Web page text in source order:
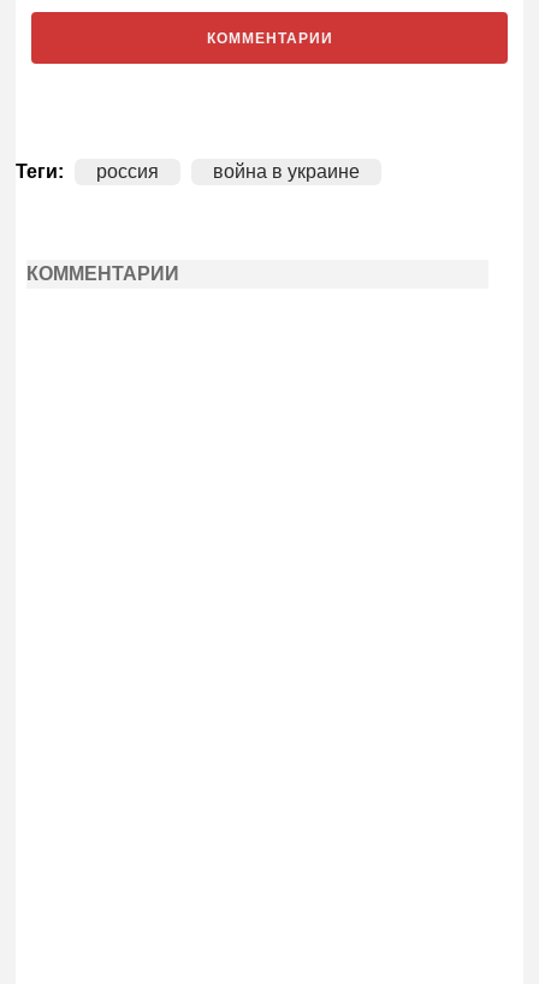
КОММЕНТАРИИ
Теги: россия война в украине
КОММЕНТАРИИ